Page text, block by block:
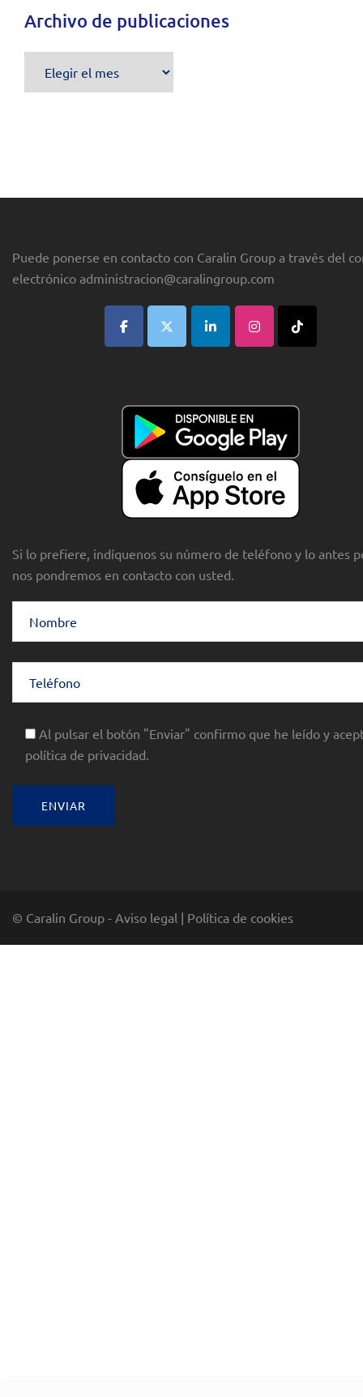
Archivo de publicaciones
Puede ponerse en contacto con Caralin Group a través del
electrónico administracion@caralingroup.com
Si lo prefiere, indíquenos su número de teléfono y lo antes
nos pondremos en contacto con usted.
Al pulsar el botón "Enviar" confirmo que he leído y
política de privacidad.
© Caralin Group - Aviso legal | Política de cookies